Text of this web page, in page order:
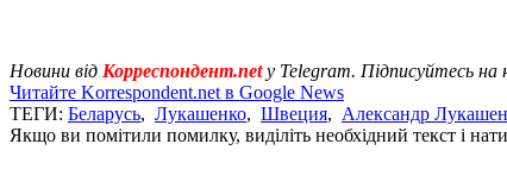
Новини від Корреспондент.netу Telegram. Підписуйтесь на
Читайте Korrespondent.net в Google News
ТЕГИ: Беларусь, Лукашенко, Швеция, Александр
Якщо ви помітили помилку, виділіть необхідний текст і